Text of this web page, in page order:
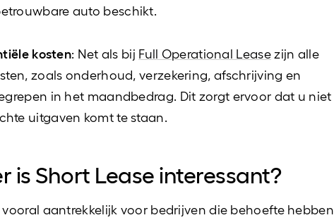
auto beschikt.
kosten: Net als bij Full Operational Leasezijn alle
zoals onderhoud, verzekering, afschrijving en
in het maandbedrag. Dit zorgt ervoor dat u niet
uitgaven komt te staan.
is Short Lease interessant?
vooral aantrekkelijk voor bedrijven die behoefte hebben